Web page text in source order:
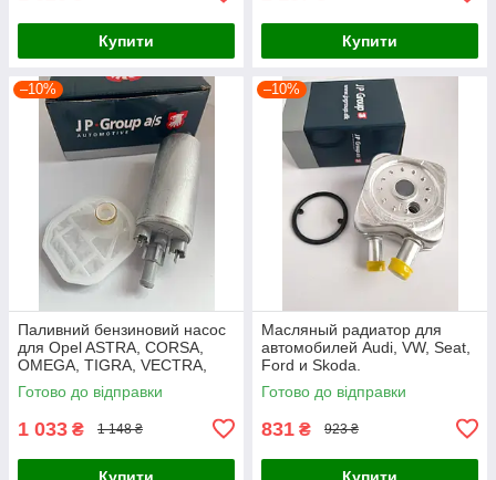
Купити Купити
–10%
Паливний бензиновий насос
для Opel ASTRA, CORSA,
OMEGA, TIGRA, VECTRA,
ZAFIRA
Готово до відправки
1 033 ₴ 1 148 ₴
–10%
Масляный радиатор для
автомобилей Audi, VW, Seat,
Ford и Skoda.
Готово до відправки
831 ₴ 923 ₴